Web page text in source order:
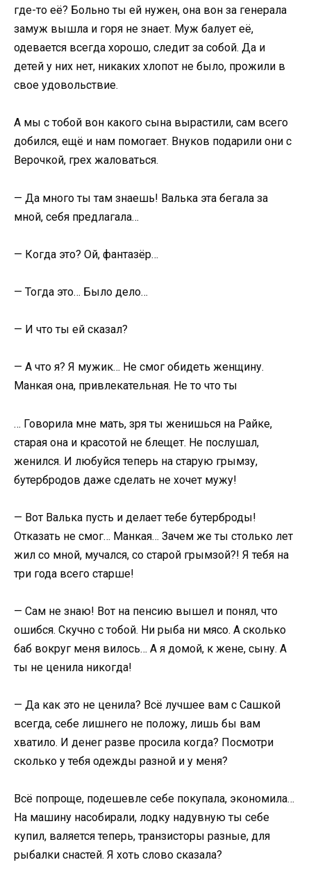
где-то её? Больно ты ей нужен, она вон за генерала
замуж вышла и горя не знает. Муж балует её,
одевается всегда хорошо, следит за собой. Да и
детей у них нет, никаких хлопот не было, прожили в
свое удовольствие.
А мы с тобой вон какого сына вырастили, сам всего
добился, ещё и нам помогает. Внуков подарили они с
Верочкой, грех жаловаться.
— Да много ты там знаешь! Валька эта бегала за
мной, себя предлагала…
— Когда это? Ой, фантазёр…
— Тогда это… Было дело…
— И что ты ей сказал?
— А что я? Я мужик… Не смог обидеть женщину.
Манкая она, привлекательная. Не то что ты
… Говорила мне мать, зря ты женишься на Райке,
старая она и красотой не блещет. Не послушал,
женился. И любуйся теперь на старую грымзу,
бутербродов даже сделать не хочет мужу!
— Вот Валька пусть и делает тебе бутерброды!
Отказать не смог… Манкая… Зачем же ты столько лет
жил со мной, мучался, со старой грымзой?! Я тебя на
три года всего старше!
— Сам не знаю! Вот на пенсию вышел и понял, что
ошибся. Скучно с тобой. Ни рыба ни мясо. А сколько
баб вокруг меня вилось… А я домой, к жене, сыну. А
ты не ценила никогда!
— Да как это не ценила? Всё лучшее вам с Сашкой
всегда, себе лишнего не положу, лишь бы вам
хватило. И денег разве просила когда? Посмотри
сколько у тебя одежды разной и у меня?
Всё попроще, подешевле себе покупала, экономила…
На машину насобирали, лодку надувную ты себе
купил, валяется теперь, транзисторы разные, для
рыбалки снастей. Я хоть слово сказала?